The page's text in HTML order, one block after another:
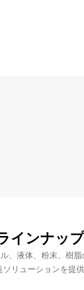
インナッ
、液体、粉末、樹
リューションを提供